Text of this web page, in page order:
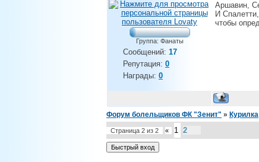
Группа: Фанаты
Сообщений: 17
Репутация: 0
Награды: 0
Аршавин,
И
чтобы
Форум болельщиков ФК "Зенит" » Курилка
Страница 2 из 2 « 1 2